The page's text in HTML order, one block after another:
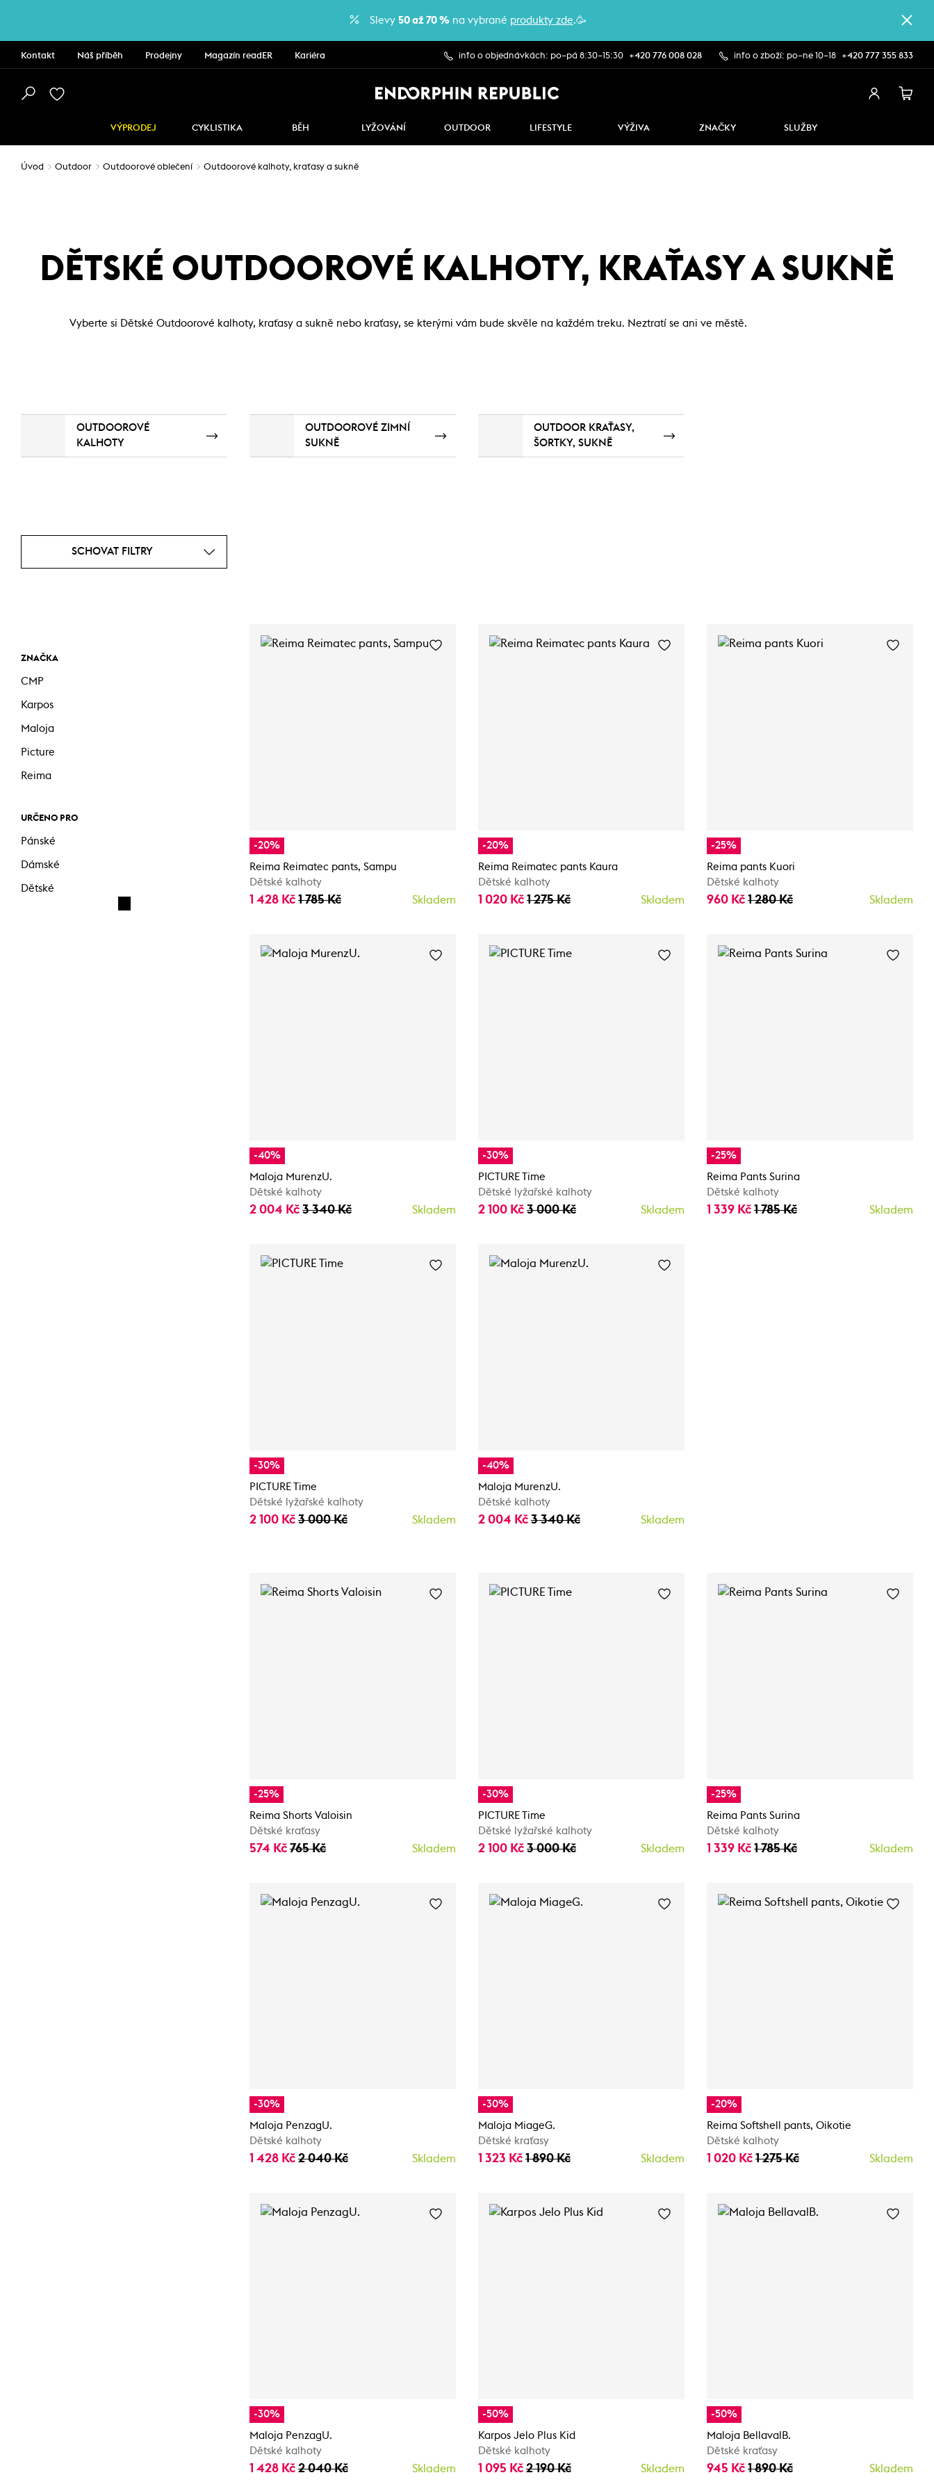
Slevy 50 až 70 % na vybrané produkty zde.🥳
Kontakt Náš příběh Prodejny Magazín readER Kariéra info o objednávkách: po–pá 8:30–15:30 +420 776 008 028 info o zboží: po–ne 10–18 +420 777 355 833
VÝPRODEJ CYKLISTIKA BĚH LYŽOVÁNÍ OUTDOOR LIFESTYLE VÝŽIVA ZNAČKY SLUŽBY
Úvod Outdoor Outdoorové oblečení Outdoorové kalhoty, kraťasy a sukně
DĚTSKÉ OUTDOOROVÉ KALHOTY, KRAŤASY A SUKNĚ
Vyberte si Dětské Outdoorové kalhoty, kraťasy a sukně nebo kraťasy, se kterými vám bude skvěle na každém treku. Neztratí se ani ve městě.
OUTDOOROVÉ
KALHOTY
OUTDOOROVÉ ZIMNÍ
SUKNĚ
OUTDOOR KRAŤASY,
ŠORTKY, SUKNĚ
SCHOVAT FILTRY
ZNAČKA
CMP
Karpos
Maloja
Picture
Reima
URČENO PRO
Pánské
Dámské
Dětské
-20%
Reima Reimatec pants, Sampu
Dětské kalhoty
1 428 Kč 1 785 Kč Skladem
-20%
Reima Reimatec pants Kaura
Dětské kalhoty
1 020 Kč 1 275 Kč Skladem
-25%
Reima pants Kuori
Dětské kalhoty
960 Kč 1 280 Kč Skladem
-40%
Maloja MurenzU.
Dětské kalhoty
2 004 Kč 3 340 Kč Skladem
-30%
PICTURE Time
Dětské lyžařské kalhoty
2 100 Kč 3 000 Kč Skladem
-25%
Reima Pants Surina
Dětské kalhoty
1 339 Kč 1 785 Kč Skladem
-30%
PICTURE Time
Dětské lyžařské kalhoty
2 100 Kč 3 000 Kč Skladem
-40%
Maloja MurenzU.
Dětské kalhoty
2 004 Kč 3 340 Kč Skladem
-25%
Reima Shorts Valoisin
Dětské kraťasy
574 Kč 765 Kč Skladem
-30%
PICTURE Time
Dětské lyžařské kalhoty
2 100 Kč 3 000 Kč Skladem
-25%
Reima Pants Surina
Dětské kalhoty
1 339 Kč 1 785 Kč Skladem
-30%
Maloja PenzagU.
Dětské kalhoty
1 428 Kč 2 040 Kč Skladem
-30%
Maloja MiageG.
Dětské kraťasy
1 323 Kč 1 890 Kč Skladem
-20%
Reima Softshell pants, Oikotie
Dětské kalhoty
1 020 Kč 1 275 Kč Skladem
-30%
Maloja PenzagU.
Dětské kalhoty
1 428 Kč 2 040 Kč Skladem
-50%
Karpos Jelo Plus Kid
Dětské kalhoty
1 095 Kč 2 190 Kč Skladem
-50%
Maloja BellavalB.
Dětské kraťasy
945 Kč 1 890 Kč Skladem